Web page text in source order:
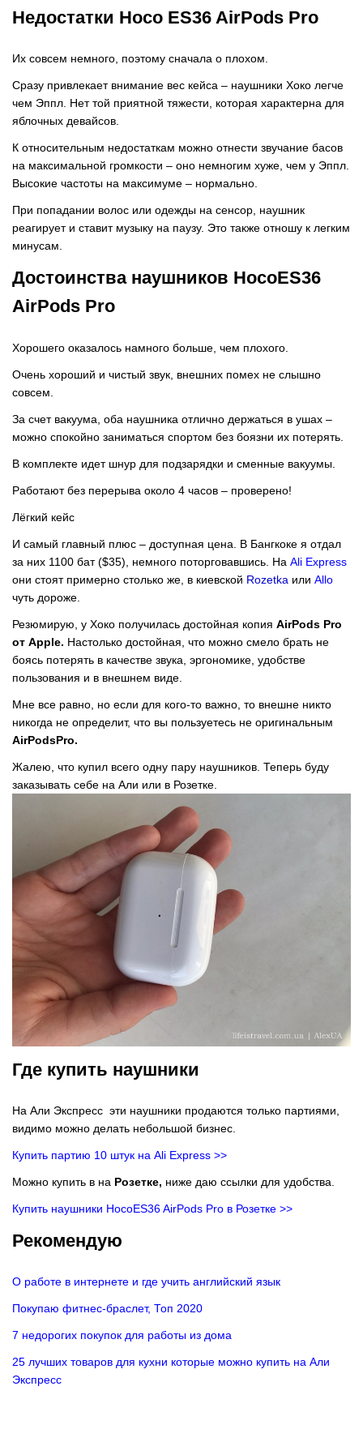
Недостатки Hoco ES36 AirPods Pro
Их совсем немного, поэтому сначала о плохом.
Сразу привлекает внимание вес кейса – наушники Хоко легче
чем Эппл. Нет той приятной тяжести, которая характерна для
яблочных девайсов.
К относительным недостаткам можно отнести звучание басов
на максимальной громкости – оно немногим хуже, чем у Эппл.
Высокие частоты на максимуме – нормально.
При попадании волос или одежды на сенсор, наушник
реагирует и ставит музыку на паузу. Это также отношу к легким
минусам.
Достоинства наушников HocoES36
AirPods Pro
Хорошего оказалось намного больше, чем плохого.
Очень хороший и чистый звук, внешних помех не слышно
совсем.
За счет вакуума, оба наушника отлично держаться в ушах –
можно спокойно заниматься спортом без боязни их потерять.
В комплекте идет шнур для подзарядки и сменные вакуумы.
Работают без перерыва около 4 часов – проверено!
Лёгкий кейс
И самый главный плюс – доступная цена. В Бангкоке я отдал
за них 1100 бат ($35), немного поторговавшись. На Ali Express
они стоят примерно столько же, в киевской Rozetka или Allo
чуть дороже.
Резюмирую, у Хоко получилась достойная копия AirPods Pro
от Apple. Настолько достойная, что можно смело брать не
боясь потерять в качестве звука, эргономике, удобстве
пользования и в внешнем виде.
Мне все равно, но если для кого-то важно, то внешне никто
никогда не определит, что вы пользуетесь не оригинальным
AirPodsPro.
Жалею, что купил всего одну пару наушников. Теперь буду
заказывать себе на Али или в Розетке.
Где купить наушники
На Али Экспресс эти наушники продаются только партиями,
видимо можно делать небольшой бизнес.
Купить партию 10 штук на Ali Express >>
Можно купить в на Розетке, ниже даю ссылки для удобства.
Купить наушники HocoES36 AirPods Pro в Розетке >>
Рекомендую
О работе в интернете и где учить английский язык
Покупаю фитнес-браслет, Топ 2020
7 недорогих покупок для работы из дома
25 лучших товаров для кухни которые можно купить на Али
Экспресс